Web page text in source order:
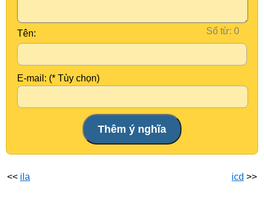
Số từ:
Tên:
E-mail: (* Tùy chọn)
<< ila icd >>